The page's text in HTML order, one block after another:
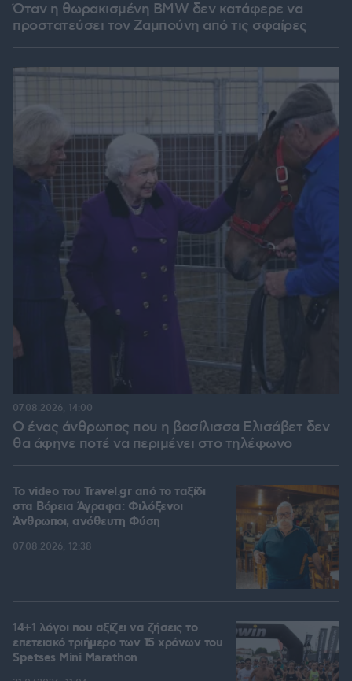
Όταν η θωρακισμένη BMW δεν κατάφερε να
προστατεύσει τον Ζαμπούνη από τις σφαίρες
Ο ένας άνθρωπος που η βασίλισσα Ελισάβετ δεν
θα άφηνε ποτέ να περιμένει στο τηλέφωνο
07.08.2026, 14:00
To video του Travel.gr από το ταξίδι
στα Βόρεια Άγραφα: Φιλόξενοι
Άνθρωποι, ανόθευτη Φύση
07.08.2026, 12:38
14+1 λόγοι που αξίζει να ζήσεις το
επετειακό τριήμερο των 15 χρόνων του
Spetses Mini Marathon